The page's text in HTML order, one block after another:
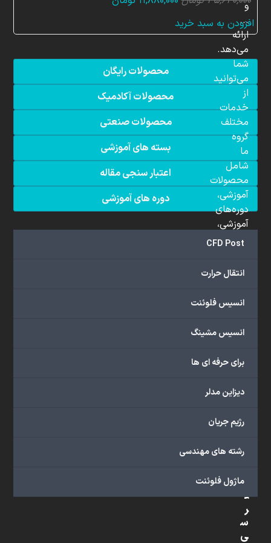
افزودن به سبد خرید
محصولات رایگان
محصولات آکادمیک
محصولات صنعتی
بسته های آموزشی
اعتبار سنجی مقاله
دوره های آموزشی
CFD Post
انتقال حرارت
انسیس فلوئنت
انسیس مشینگ
برای حرفه ای ها
دیزاین مدلر
رژیم جریان
رشته های مهندسی
ماژول فلوئنت
و
...
ارائه
می‌دهد.
شما
می‌توانید
از
خدمات
مختلف
گروه
ما
شامل
محصولات
آموزشی،
دوره‌های
آموزشی،
مشاوره
پروژه‌های
سازی
پشتیبانی
آنلاین
طور
کامل
بهره
س
ت
ر
س
ی